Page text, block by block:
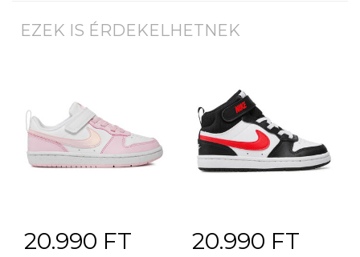
EZEK IS ÉRDEKELHETNEK
20.990 FT 20.990 FT